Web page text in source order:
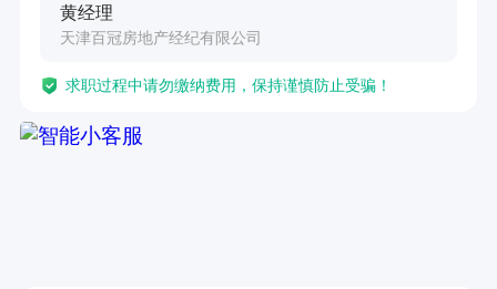
4.丰富多彩的员工生活一年两次运动会，优秀员工
5.年底一个月的假期！
黄经理
天津百冠房地产经纪有限公司
求职过程中请勿缴纳费用，保持谨慎防止受骗！